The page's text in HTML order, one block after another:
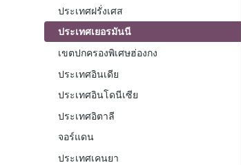
ประเทศฝรั่งเศส
ประเทศเยอรมันนี
เขตปกครองพิเศษฮ่องกง
ประเทศอินเดีย
ประเทศอินโดนีเซีย
ประเทศอิตาลี
จอร์แดน
ประเทศเคนยา